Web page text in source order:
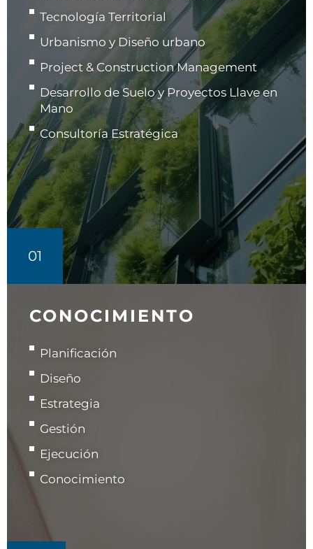
Tecnología Territorial
Urbanismo y Diseño urbano
Project & Construction Management
Desarrollo de Suelo y Proyectos Llave en
Mano
Consultoría Estratégica
01
CONOCIMIENTO
Planificación
Diseño
Estrategia
Gestión
Ejecución
Conocimiento